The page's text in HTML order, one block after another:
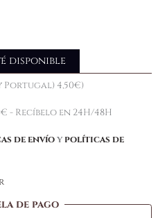
disponible
Portugal) 4,50€)
- Recíbelo en 24H/48H
de envíoy políticas de
de pago